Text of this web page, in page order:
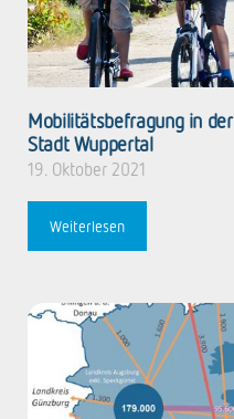
Mobilitätsbefragung in der
Stadt ­Wuppertal
19. Oktober 2021
Weiterlesen